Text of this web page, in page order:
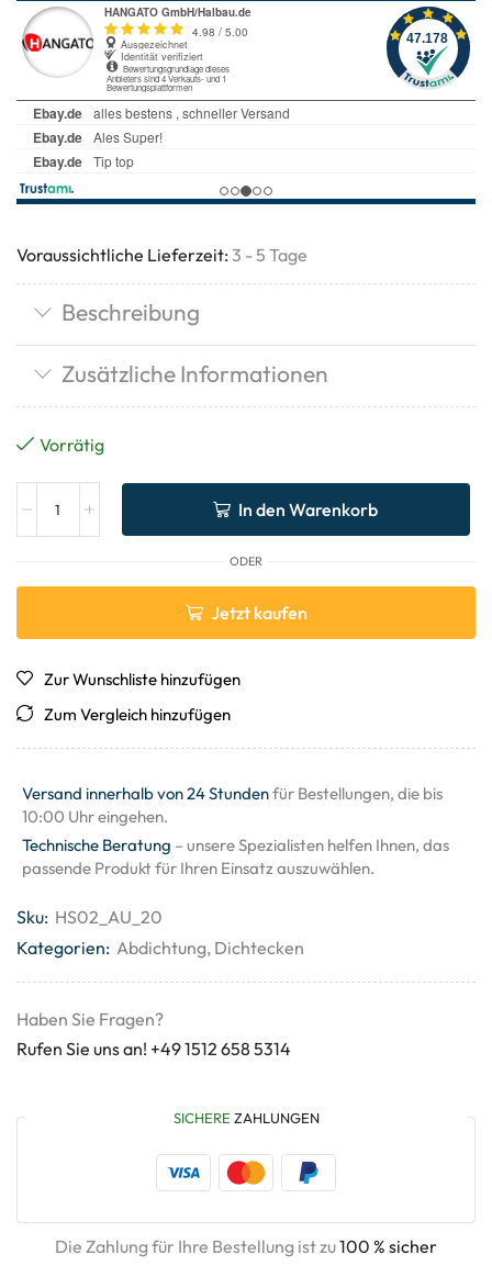
Voraussichtliche Lieferzeit: 3 - 5 Tage
Beschreibung
Zusätzliche Informationen
Vorrätig
In den Warenkorb
ODER
Jetzt kaufen
Zur Wunschliste hinzufügen
Zum Vergleich hinzufügen
Versand innerhalb von 24 Stundenfür Bestellungen, die bis
10:00 Uhr eingehen.
Technische Beratung – unsere Spezialisten helfen Ihnen, das
passende Produkt für Ihren Einsatz auszuwählen.
Sku: HS02_AU_20
Kategorien: Abdichtung, Dichtecken
Haben Sie Fragen?
Rufen Sie uns an! +49 1512 658 5314
SICHERE ZAHLUNGEN
Die Zahlung für Ihre Bestellung ist zu100 % sicher